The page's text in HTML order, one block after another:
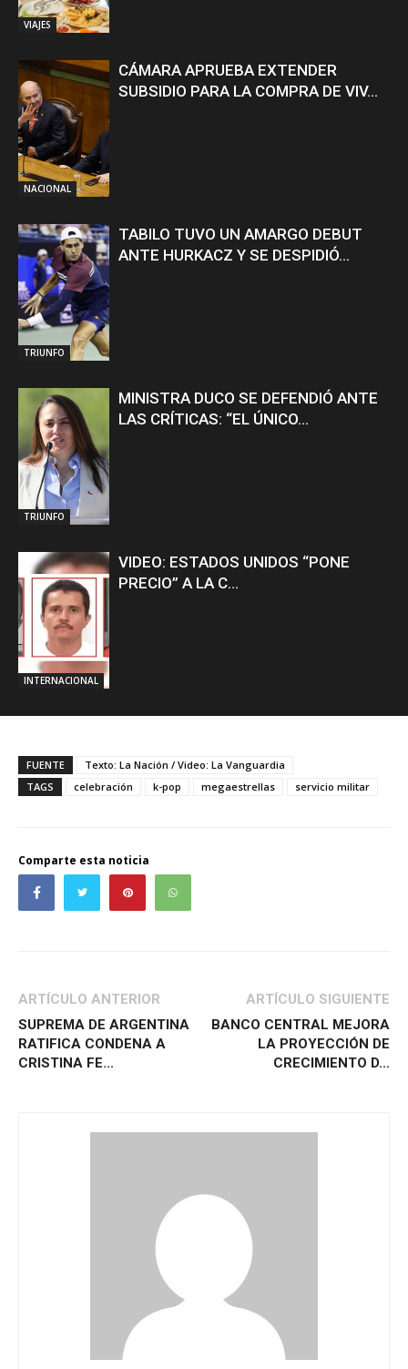
VIAJES
NACIONAL
CÁMARA APRUEBA EXTENDER
SUBSIDIO PARA LA COMPRA DE VIV...
TRIUNFO
TABILO TUVO UN AMARGO DEBUT
ANTE HURKACZ Y SE DESPIDIÓ...
TRIUNFO
MINISTRA DUCO SE DEFENDIÓ ANTE
LAS CRÍTICAS: “EL ÚNICO...
INTERNACIONAL
VIDEO: ESTADOS UNIDOS “PONE
PRECIO” A LA C...
FUENTE
Texto: La Nación / Video: La Vanguardia
TAGS
celebración k-pop megaestrellas servicio militar
Comparte esta noticia
ARTÍCULO ANTERIOR
SUPREMA DE ARGENTINA
RATIFICA CONDENA A
CRISTINA FE...
ARTÍCULO SIGUIENTE
BANCO CENTRAL MEJORA
LA PROYECCIÓN DE
CRECIMIENTO D...